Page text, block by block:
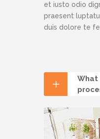
et iusto odio
praesent
duis dolore te
What